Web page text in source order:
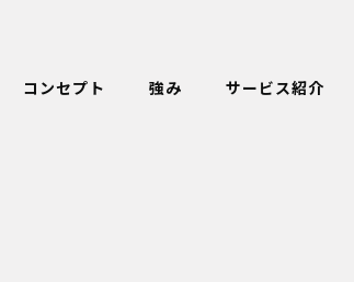
コンセプト 強み サービス紹介